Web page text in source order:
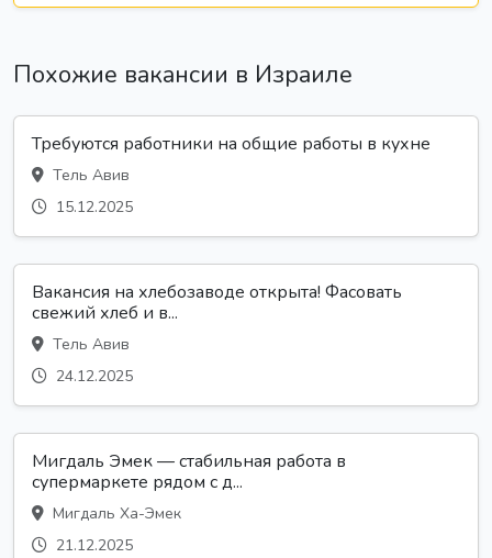
Похожие вакансии в Израиле
Требуются работники на общие работы в кухне
Тель Авив
15.12.2025
Вакансия на хлебозаводе открыта! Фасовать
свежий хлеб и в...
Тель Авив
24.12.2025
Мигдаль Эмек — стабильная работа в
супермаркете рядом с д...
Мигдаль Ха-Эмек
21.12.2025